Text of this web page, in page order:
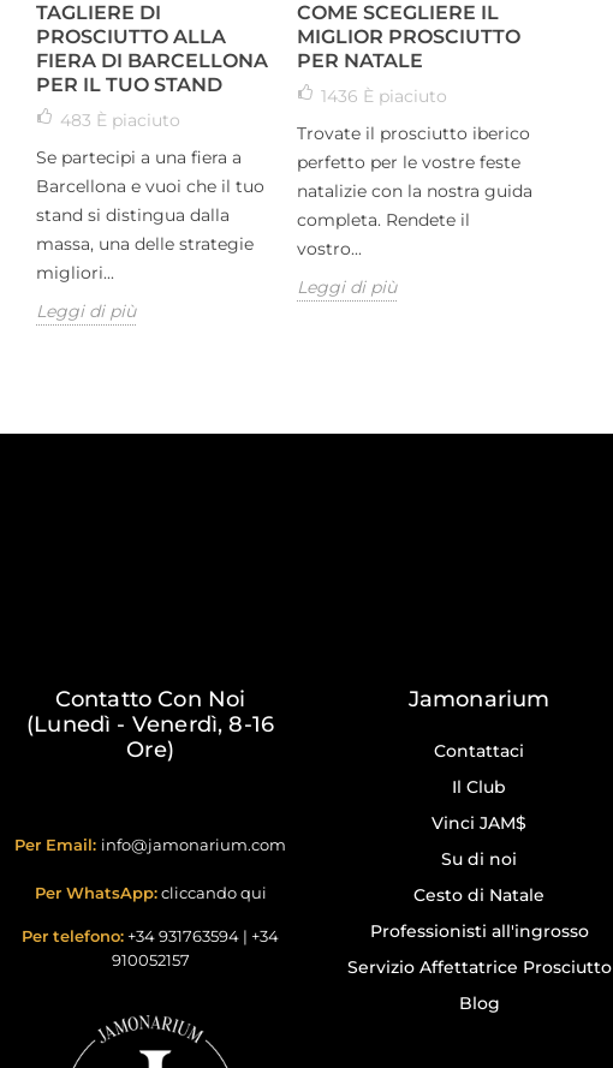
TAGLIERE DI
PROSCIUTTO ALLA
FIERA DI BARCELLONA
PER IL TUO STAND
483 È piaciuto
Se partecipi a una fiera a
Barcellona e vuoi che il tuo
stand si distingua dalla
massa, una delle strategie
migliori...
Leggi di più
COME SCEGLIERE IL
MIGLIOR PROSCIUTTO
PER NATALE
1436 È piaciuto
Trovate il prosciutto iberico
perfetto per le vostre feste
natalizie con la nostra guida
completa. Rendete il
vostro...
Leggi di più
Contatto Con Noi
(Lunedì - Venerdì, 8-16
Ore)
Per Email: info@jamonarium.com
Per WhatsApp: cliccando qui
Per telefono: +34 931763594 | +34
910052157
Jamonarium
Contattaci
Il Club
Vinci JAM$
Su di noi
Cesto di Natale
Professionisti all'ingrosso
Servizio Affettatrice Prosciutto
Blog